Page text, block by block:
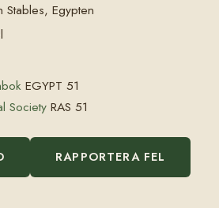
Stables, Egypten
EGYPT 51
Society RAS 51
RAPPORTERA FEL